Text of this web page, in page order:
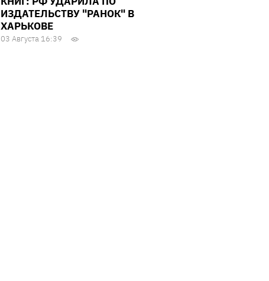
ИЗДАТЕЛЬСТВУ "РАНОК" В
ХАРЬКОВЕ
03 Августа 16:39